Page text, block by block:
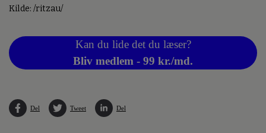
Kilde: /ritzau/
Kan du lide det du læser?
Bliv medlem - 99 kr./md.
Del Tweet Del